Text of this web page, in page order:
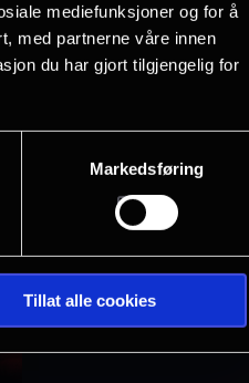
mediefunksjoner og for å
med partnerne våre innen
du har gjort tilgjengelig for
Markedsføring
Tillat alle cookies